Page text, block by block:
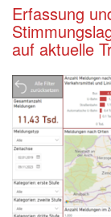
Erfassung
auf aktuelle